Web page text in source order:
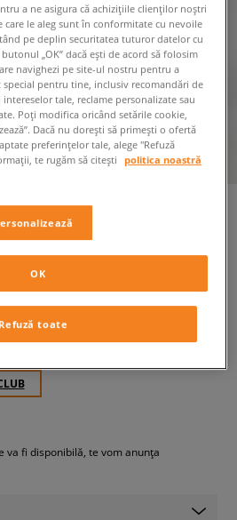
va fi disponibilă, te vom anunța
a ne asigura că achizițiile clienților noștri
care le aleg sunt în conformitate cu nevoile
pe deplin securitatea tuturor datelor cu
„OK” dacă ești de acord să folosim
navighezi pe site-ul nostru pentru a
pentru tine, inclusiv recomandări de
tale, reclame personalizate sau
Poți modifica oricând setările cookie,
Dacă nu dorești să primești o ofertă
preferințelor tale, alege "Refuză
te rugăm să citești
politica noastră
Refuză toate
OK